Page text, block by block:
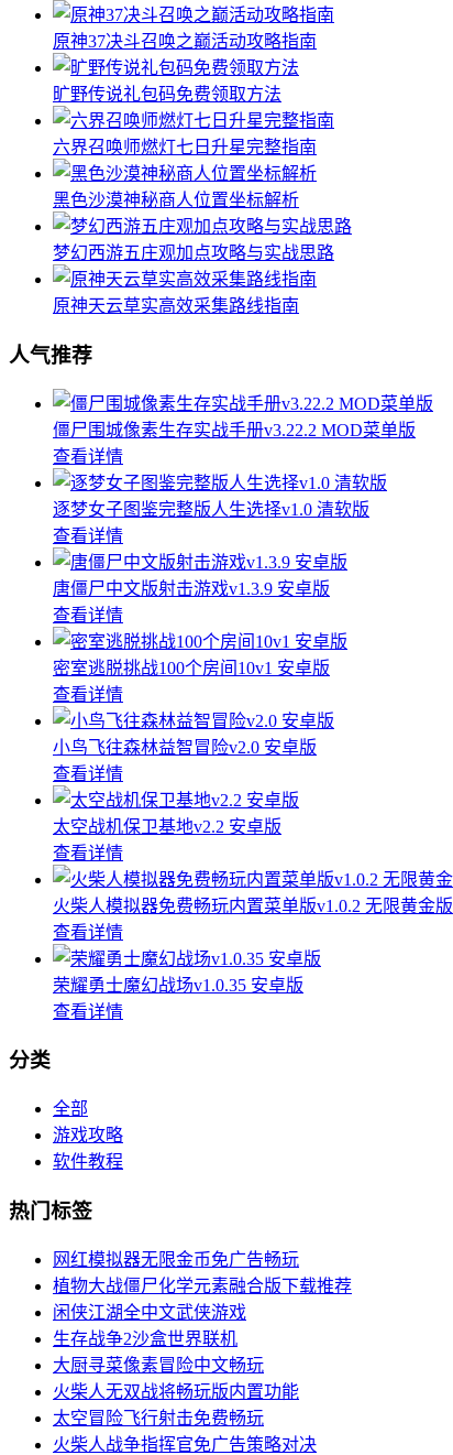
原神37决斗召唤之巅活动攻略指南
旷野传说礼包码免费领取方法
六界召唤师燃灯七日升星完整指南
黑色沙漠神秘商人位置坐标解析
梦幻西游五庄观加点攻略与实战思路
原神天云草实高效采集路线指南
人气推荐
僵尸围城像素生存实战手册v3.22.2 MOD菜单版
查看详情
逐梦女子图鉴完整版人生选择v1.0 清软版
查看详情
唐僵尸中文版射击游戏v1.3.9 安卓版
查看详情
密室逃脱挑战100个房间10v1 安卓版
查看详情
小鸟飞往森林益智冒险v2.0 安卓版
查看详情
太空战机保卫基地v2.2 安卓版
查看详情
火柴人模拟器免费畅玩内置菜单版v1.0.2 无限黄金版
查看详情
荣耀勇士魔幻战场v1.0.35 安卓版
查看详情
分类
全部
游戏攻略
软件教程
热门标签
网红模拟器无限金币免广告畅玩
植物大战僵尸化学元素融合版下载推荐
闲侠江湖全中文武侠游戏
生存战争2沙盒世界联机
大厨寻菜像素冒险中文畅玩
火柴人无双战将畅玩版内置功能
太空冒险飞行射击免费畅玩
火柴人战争指挥官免广告策略对决